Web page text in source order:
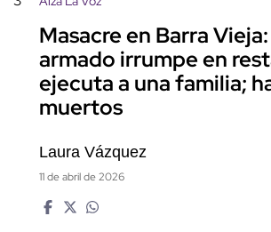
Masacre en Barra
armado irrumpe en
ejecuta a una familia;
muertos
Laura Vázquez
11 de abril de 2026